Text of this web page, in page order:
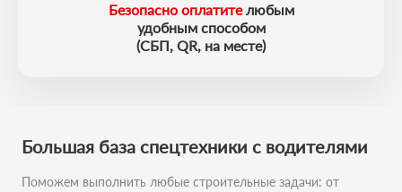
Безопасно оплатителюбым
удобным способом
(СБП, QR, на месте)
Большая база спецтехники с водителями
Поможем выполнить любые строительные задачи: от